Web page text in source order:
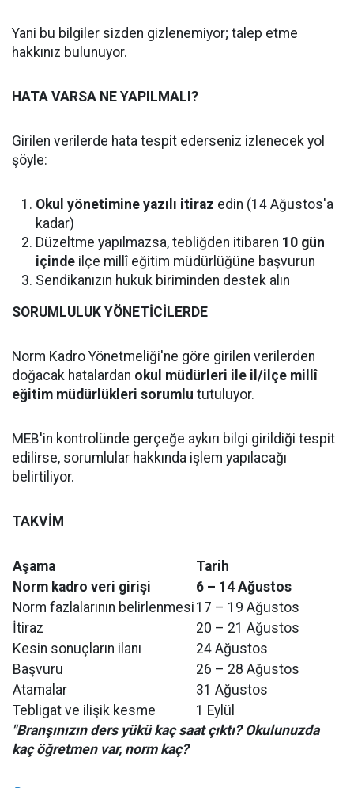
Yani bu bilgiler sizden gizlenemiyor; talep etme
hakkınız bulunuyor.
HATA VARSA NE YAPILMALI?
Girilen verilerde hata tespit ederseniz izlenecek yol
şöyle:
Okul yönetimine yazılı itiraz edin (14 Ağustos'a
kadar)
Düzeltme yapılmazsa, tebliğden itibaren 10 gün
içinde ilçe millî eğitim müdürlüğüne başvurun
Sendikanızın hukuk biriminden destek alın
SORUMLULUK YÖNETİCİLERDE
Norm Kadro Yönetmeliği'ne göre girilen verilerden
doğacak hatalardan okul müdürleri ile il/ilçe millî
eğitim müdürlükleri sorumlu tutuluyor.
MEB'in kontrolünde gerçeğe aykırı bilgi girildiği tespit
edilirse, sorumlular hakkında işlem yapılacağı
belirtiliyor.
TAKVİM
Aşama
Tarih
Norm kadro veri girişi
6 – 14 Ağustos
Norm fazlalarının belirlenmesi 17 – 19 Ağustos
İtiraz
20 – 21 Ağustos
Kesin sonuçların ilanı
24 Ağustos
Başvuru
26 – 28 Ağustos
Atamalar
31 Ağustos
Tebligat ve ilişik kesme
1 Eylül
"Branşınızın ders yükü kaç saat çıktı? Okulunuzda
kaç öğretmen var, norm kaç?